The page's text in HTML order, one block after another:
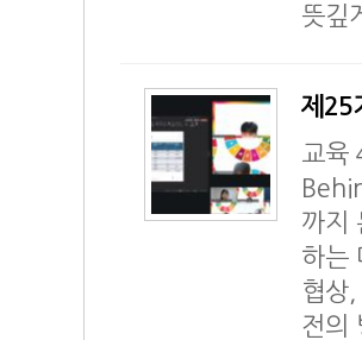
뜻깊
제25
교육
까지
하는
협상
전의